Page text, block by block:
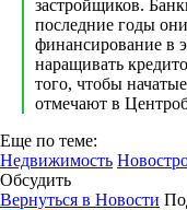
застройщиков.
последние годы
финансирование в
наращивать
того, чтобы
отмечают в
Еще по теме:
Недвижимость
Обсудить
Вернуться в Новости